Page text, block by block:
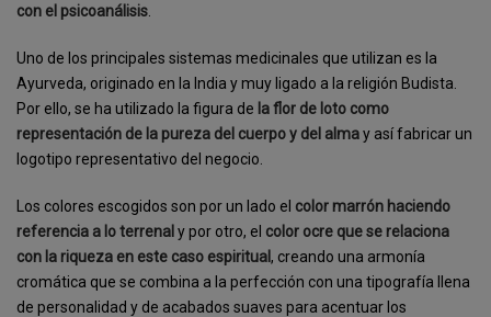
con el psicoanálisis
Uno de los principales sistemas medicinales que utilizan es la
Ayurveda, originado en la India y muy ligado a la religión Budista.
Por ello, se ha utilizado la figura de la flor de loto como
representación de la pureza del cuerpo y del almay así fabricar un
logotipo representativo del negocio.
Los colores escogidos son por un lado el color marrón haciendo
referencia a lo terrenal y por otro, el color ocre que se relaciona
con la riqueza en este caso espiritual, creando una armonía
cromática que se combina a la perfección con una tipografía llena
de personalidad y de acabados suaves para acentuar los